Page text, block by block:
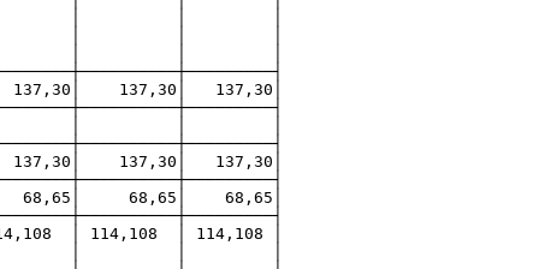
│ │ │ │ │
│ │ │ │ │
│ │ │ │
137,30│ 137,30│
│ │ │ │ │ │
137,30│ 137,30│
68,65│ 68,65│
│ 114,108 │ 114,108 │
ее в │ │ │ │ │ │